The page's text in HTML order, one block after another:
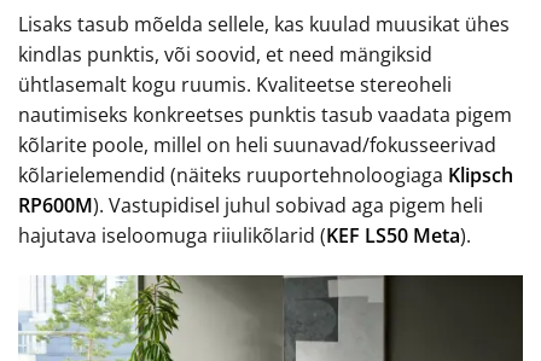
Lisaks tasub mõelda sellele, kas kuulad muusikat ühes
kindlas punktis, või soovid, et need mängiksid
ühtlasemalt kogu ruumis. Kvaliteetse stereoheli
nautimiseks konkreetses punktis tasub vaadata pigem
kõlarite poole, millel on heli suunavad/fokusseerivad
kõlarielemendid (näiteks ruuportehnoloogiaga Klipsch
RP600M). Vastupidisel juhul sobivad aga pigem heli
hajutava iseloomuga riiulikõlarid (KEF LS50 Meta).